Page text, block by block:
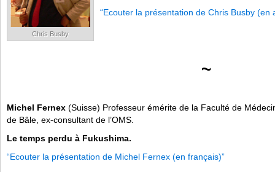
Chris Busby
“Ecouter la présentation de Chris Busby (en
~
Michel Fernex (Suisse) Professeur émérite de la Faculté de
de Bâle, ex-consultant de l’OMS.
Le temps perdu à Fukushima.
“Ecouter la présentation de Michel Fernex (en français)”